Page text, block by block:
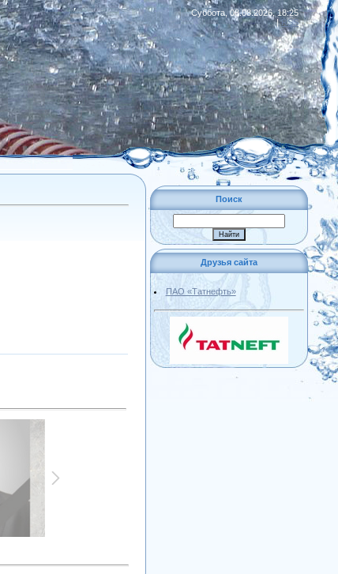
Суббота, 08.08.2026, 18:25
|RSS
Поиск
Друзья сайта
ПАО «Татнефть»